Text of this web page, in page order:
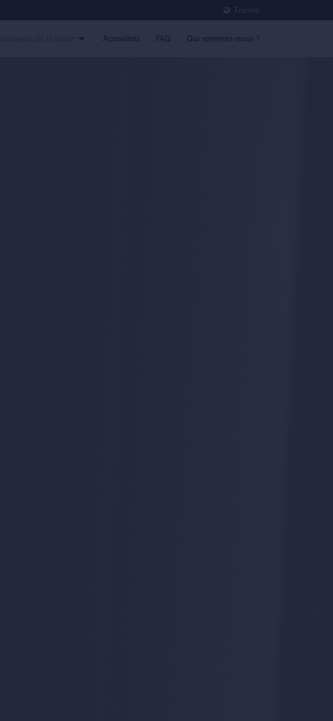
France
Actualités FAQ Qui sommes-nous ?